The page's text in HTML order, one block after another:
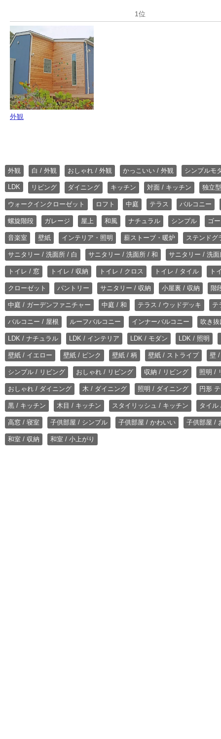
外観
外観 白 / 外観 おしゃれ / 外観 かっこいい / 外観 シンプルモ
LDK リビング ダイニング キッチン 対面 / キッチン 独立
ウォークインクローゼット ロフト 中庭 テラス バルコニー
螺旋階段 ガレージ 屋上 和風 ナチュラル シンプル ゴ
音楽室 壁紙 インテリア・照明 薪ストーブ・暖炉 ステンドグ
サニタリー / 洗面所 / 白 サニタリー / 洗面所 / 和 サニタリー / 洗
トイレ / 窓 トイレ / 収納 トイレ / クロス トイレ / タイル ト
クローゼット パントリー サニタリー / 収納 小屋裏 / 収納 階
中庭 / ガーデンファニチャー 中庭 / 和 テラス / ウッドデッキ テ
バルコニー / 屋根 ルーフバルコニー インナーバルコニー 吹き
LDK / ナチュラル LDK / インテリア LDK / モダン LDK / 照明
壁紙 / イエロー 壁紙 / ピンク 壁紙 / 柄 壁紙 / ストライプ 壁
シンプル / リビング おしゃれ / リビング 収納 / リビング 照明 /
おしゃれ / ダイニング 木 / ダイニング 照明 / ダイニング 円形
黒 / キッチン 木目 / キッチン スタイリッシュ / キッチン タイル
高窓 / 寝室 子供部屋 / シンプル 子供部屋 / かわいい 子供部屋 /
和室 / 収納 和室 / 小上がり